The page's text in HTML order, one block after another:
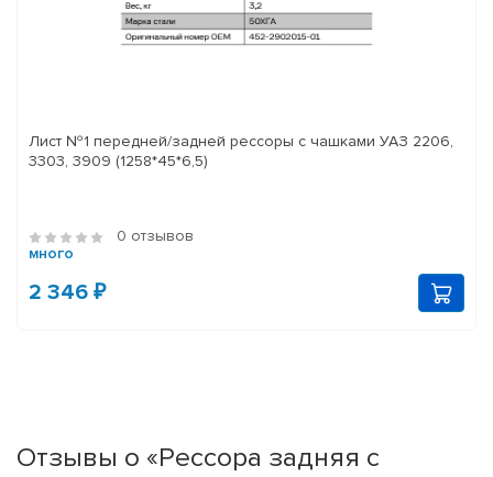
Лист №1 передней/задней рессоры с чашками УАЗ 2206,
3303, 3909 (1258*45*6,5)
0 отзывов
много
2 346 ₽
Отзывы о «Рессора задняя с